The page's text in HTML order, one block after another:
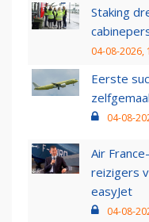
Staking
04-08-2026,
Eerste
04-08-
Air
reizigers
easyJet
04-08-